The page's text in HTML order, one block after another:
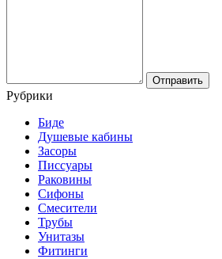
Рубрики
Биде
Душевые кабины
Засоры
Писсуары
Раковины
Сифоны
Смесители
Трубы
Унитазы
Фитинги